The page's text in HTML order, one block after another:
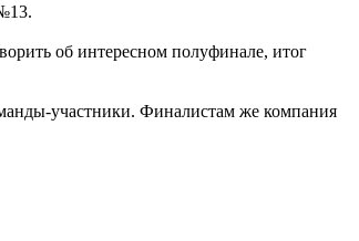
об интересном полуфинале, итог
участники. Финалистам же компания